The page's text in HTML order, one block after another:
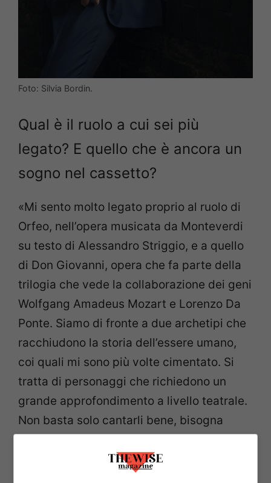
Foto: Silvia Bordin.
Qual è il ruolo a cui sei più
legato? E quello che è ancora un
sogno nel cassetto?
«Mi sento molto legato proprio al ruolo di
Orfeo, nell’opera musicata da Monteverdi
su testo di Alessandro Striggio, e a quello
di Don Giovanni, opera che fa parte della
trilogia che vede la collaborazione dei geni
Wolfgang Amadeus Mozart e Lorenzo Da
Ponte. Siamo di fronte a due archetipi che
racchiudono la storia dell’essere umano,
coi quali mi sono più volte cimentato. Si
tratta di personaggi che richiedono un
grande approfondimento a livello teatrale.
Non basta solo cantarli bene, bisogna
futuro attendo di aprire il cassetto di un